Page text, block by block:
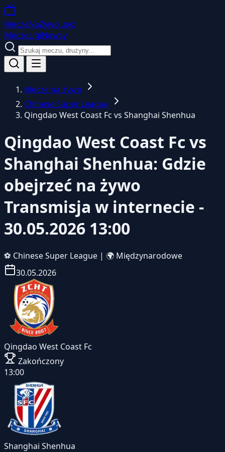
MeczeNaZywo .xyz
MeczeLigiNewsy
Mecze na żywo
Chinese Super League
Qingdao West Coast Fc vs Shanghai Shenhua
Qingdao West Coast Fc vs
Shanghai Shenhua: Gdzie
obejrzeć na żywo
Transmisja w internecie -
30.05.2026 13:00
⚽ Chinese Super League | 🌍 Międzynarodowe
30.05.2026
Qingdao West Coast Fc
Zakończony
13:00
Shanghai Shenhua